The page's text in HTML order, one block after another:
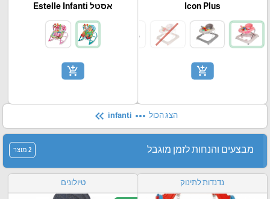
Icon Plus
add_shopping_cart
אסטל Estelle Infanti
add_shopping_cart
הצג הכול more_horiz
keyboard_double_arrow_left
מבצעים והנחות לזמן מוגבל 2 מוצר
נדנדות לתינוק טיולונים